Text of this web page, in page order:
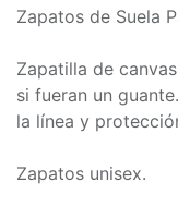
Zapatos de Suela
Zapatilla de
si fueran un
la línea y
Zapatos unisex.